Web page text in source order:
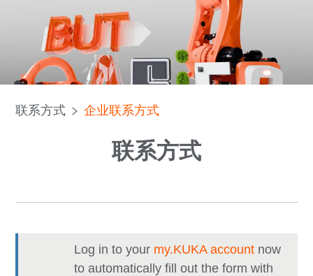
联系方式 企业联系方式
联系方式
Log in to your my.KUKA account now
to automatically fill out the form with